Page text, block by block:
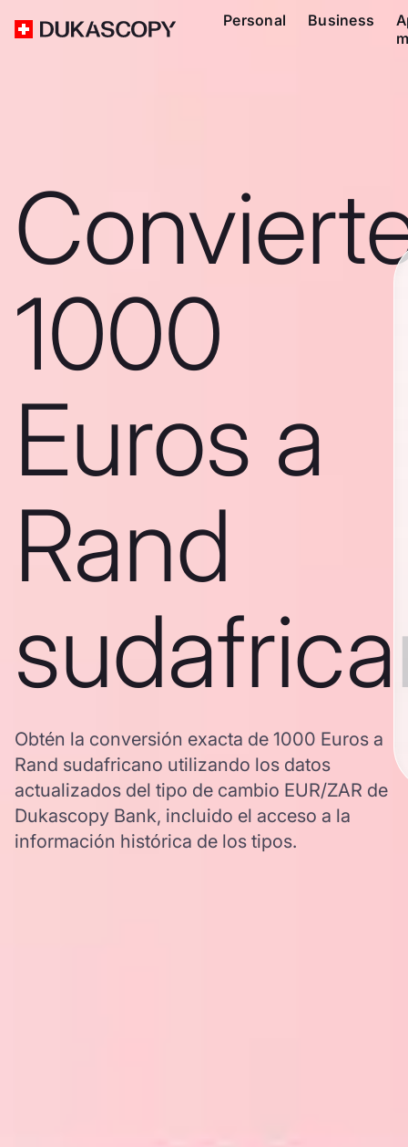
Personal Business
1000
Euros a
Rand
Obtén la conversión exacta de 1000 Euros a
Rand sudafricano utilizando los datos
actualizados del tipo de cambio EUR/ZAR de
Dukascopy Bank, incluido el acceso a la
información histórica de los tipos.